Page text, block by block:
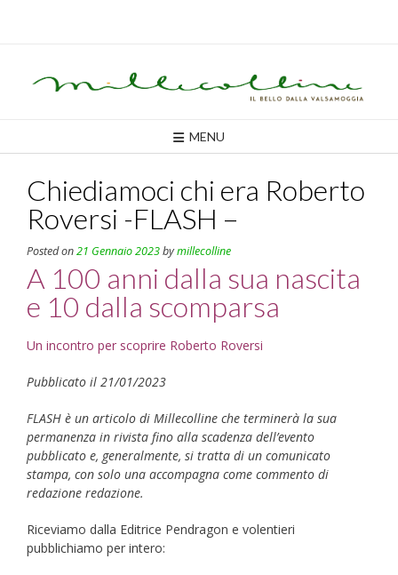
MENU
Chiediamoci chi era Roberto
Roversi -FLASH –
Posted on21 Gennaio 2023bymillecolline
A 100 anni dalla sua nascita
e 10 dalla scomparsa
Un incontro per scoprire Roberto Roversi
Pubblicato il 21/01/2023
FLASH è un articolo di Millecolline che terminerà la sua
permanenza in rivista fino alla scadenza dell’evento
pubblicato e, generalmente, si tratta di un comunicato
stampa, con solo una accompagna come commento di
redazione redazione.
Riceviamo dalla Editrice Pendragon e volentieri
pubblichiamo per intero: